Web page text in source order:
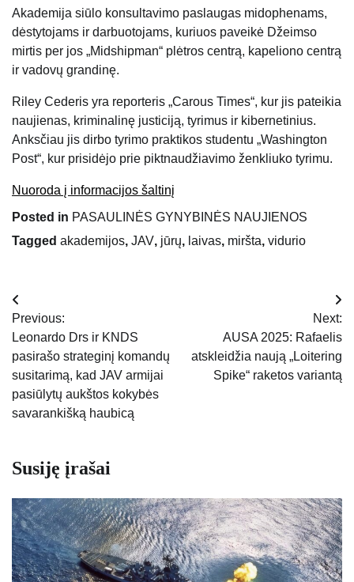
Akademija siūlo konsultavimo paslaugas midophenams,
dėstytojams ir darbuotojams, kuriuos paveikė Džeimso
mirtis per jos „Midshipman“ plėtros centrą, kapeliono centrą
ir vadovų grandinę.
Riley Cederis yra reporteris „Carous Times“, kur jis pateikia
naujienas, kriminalinę justiciją, tyrimus ir kibernetinius.
Anksčiau jis dirbo tyrimo praktikos studentu „Washington
Post“, kur prisidėjo prie piktnaudžiavimo ženkliuko tyrimu.
Nuoroda į informacijos šaltinį
Posted in PASAULINĖS GYNYBINĖS NAUJIENOS
Tagged akademijos, JAV, jūrų, laivas, miršta, vidurio
Navigacija
tarp
įrašų
Previous:
Leonardo Drs ir KNDS
pasirašo strateginį komandų
susitarimą, kad JAV armijai
pasiūlytų aukštos kokybės
savarankišką haubicą
Next:
AUSA 2025: Rafaelis
atskleidžia naują „Loitering
Spike“ raketos variantą
Susiję įrašai